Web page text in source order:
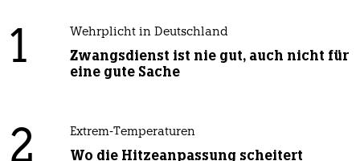
1 Wehrplicht in Deutschland
Zwangsdienst ist nie gut, auch nicht für
eine gute Sache
2 Extrem-Temperaturen
Wo die Hitzeanpassung scheitert